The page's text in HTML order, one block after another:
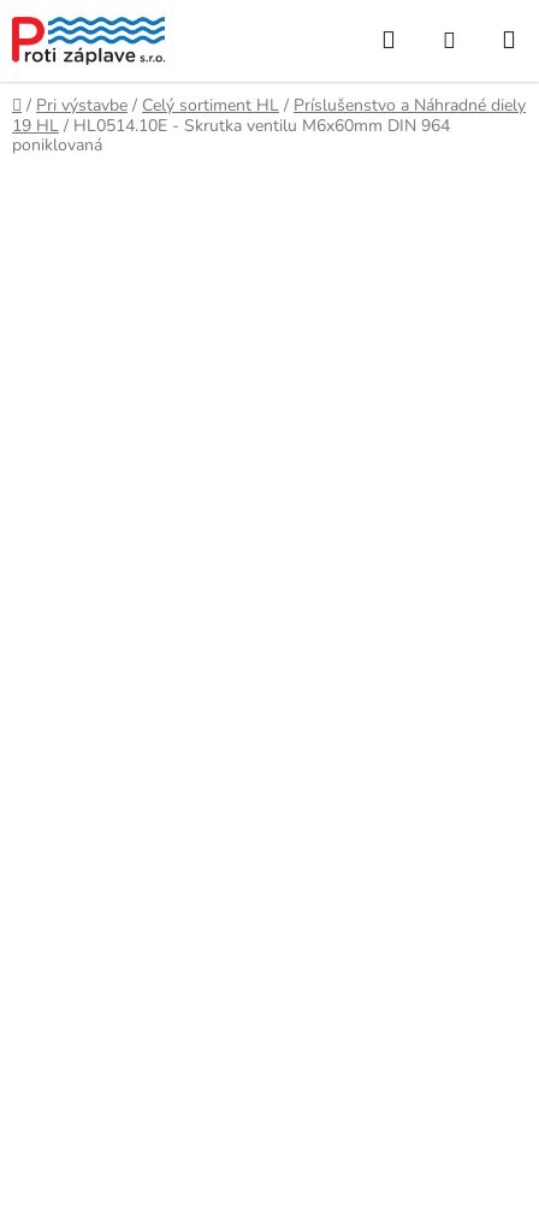
obsah
Hľadať
KOŠÍK
Domov
/ Pri výstavbe / Celý sortiment HL / Príslušenstvo a Náhradné diely
19 HL / HL0514.10E - Skrutka ventilu M6x60mm DIN 964
poniklovaná